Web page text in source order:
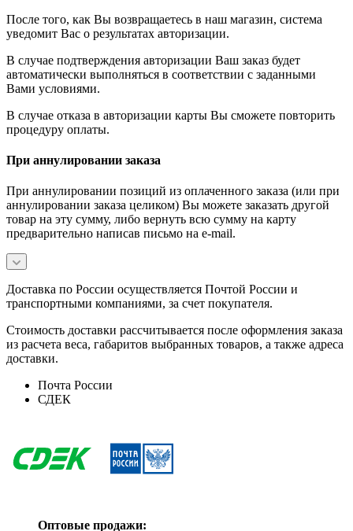
После того, как Вы возвращаетесь в наш магазин, система
уведомит Вас о результатах авторизации.
В случае подтверждения авторизации Ваш заказ будет
автоматически выполняться в соответствии с заданными
Вами условиями.
В случае отказа в авторизации карты Вы сможете повторить
процедуру оплаты.
При аннулировании заказа
При аннулировании позиций из оплаченного заказа (или при
аннулировании заказа целиком) Вы можете заказать другой
товар на эту сумму, либо вернуть всю сумму на карту
предварительно написав письмо на e-mail.
Доставка по России осуществляется Почтой России и
транспортными компаниями, за счет покупателя.
Стоимость доставки рассчитывается после оформления заказа
из расчета веса, габаритов выбранных товаров, а также адреса
доставки.
Почта России
СДЕК
Оптовые продажи: